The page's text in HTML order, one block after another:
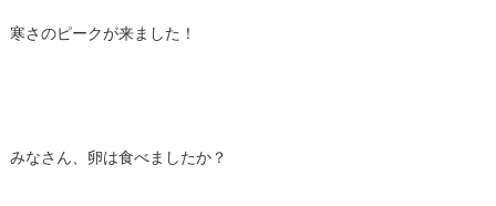
寒さのピークが来ました！
みなさん、卵は食べましたか？